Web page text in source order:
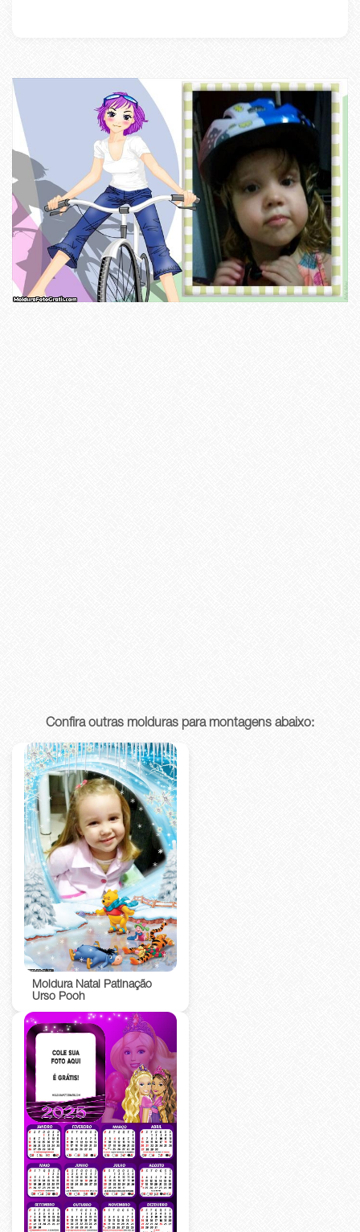
Confira outras molduras para montagens abaixo:
Moldura Natal Patinação
Urso Pooh